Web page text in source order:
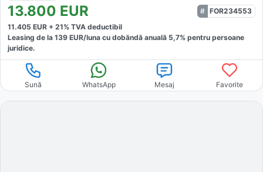
13.800 EUR
FOR234553
11.405 EUR + 21% TVA deductibil
Leasing de la 139 EUR/luna cu dobăndă anuală 5,7% pentru persoane
juridice.
Sună WhatsApp Mesaj Favorite